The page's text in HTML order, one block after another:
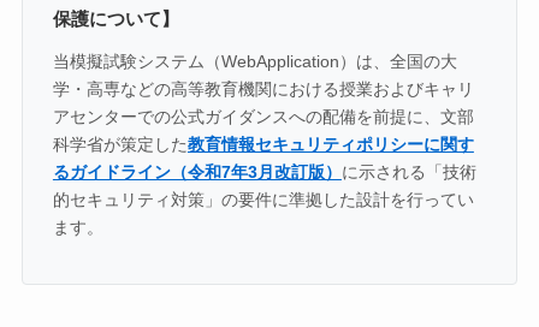
保護について】
当模擬試験システム（WebApplication）は、全国の大
学・高専などの高等教育機関における授業およびキャリ
アセンターでの公式ガイダンスへの配備を前提に、文部
科学省が策定した教育情報セキュリティポリシーに関す
るガイドライン（令和7年3月改訂版） に示される「技術
的セキュリティ対策」の要件に準拠した設計を行ってい
ます。